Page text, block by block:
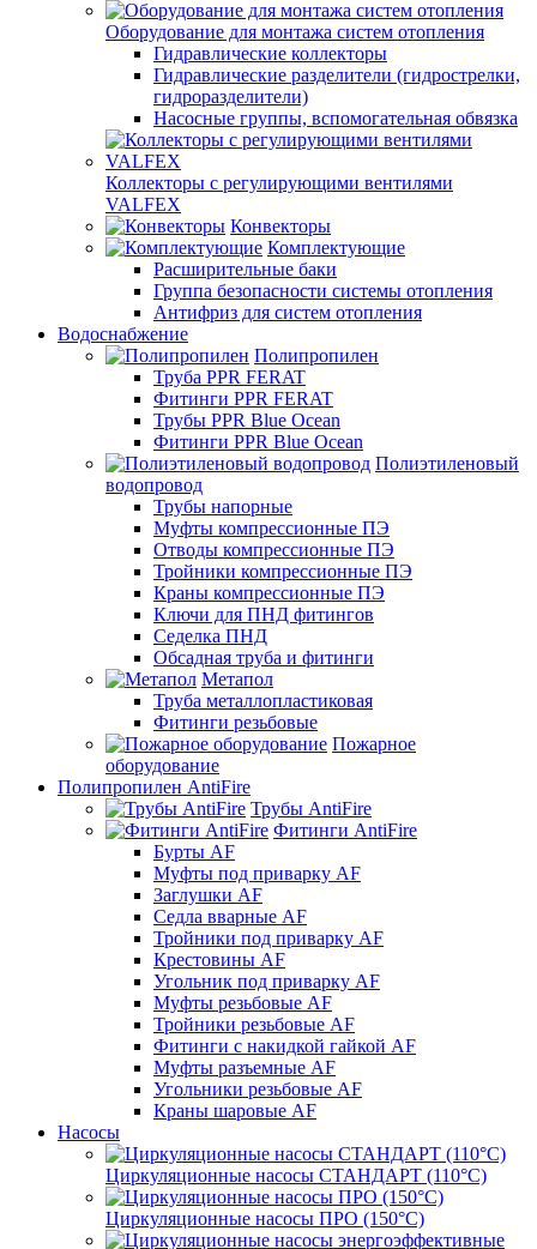
Оборудование для монтажа систем отопления
Гидравлические коллекторы
Гидравлические разделители (гидрострелки,
гидроразделители)
Насосные группы, вспомогательная обвязка
Коллекторы с регулирующими вентилями
VALFEX
Конвекторы
Комплектующие
Расширительные баки
Группа безопасности системы отопления
Антифриз для систем отопления
Водоснабжение
Полипропилен
Труба PPR FERAT
Фитинги PPR FERAT
Трубы PPR Blue Ocean
Фитинги PPR Blue Ocean
Полиэтиленовый
водопровод
Трубы напорные
Муфты компрессионные ПЭ
Отводы компрессионные ПЭ
Тройники компрессионные ПЭ
Краны компрессионные ПЭ
Ключи для ПНД фитингов
Седелка ПНД
Обсадная труба и фитинги
Метапол
Труба металлопластиковая
Фитинги резьбовые
Пожарное
оборудование
Полипропилен AntiFire
Трубы AntiFire
Фитинги AntiFire
Бурты AF
Муфты под приварку AF
Заглушки AF
Седла вварные AF
Тройники под приварку AF
Крестовины AF
Угольник под приварку AF
Муфты резьбовые AF
Тройники резьбовые AF
Фитинги с накидкой гайкой AF
Муфты разъемные AF
Угольники резьбовые AF
Краны шаровые AF
Насосы
Циркуляционные насосы СТАНДАРТ (110°C)
Циркуляционные насосы ПРО (150°C)